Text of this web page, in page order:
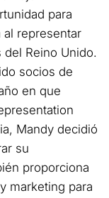
para
al representar
Reino Unido.
socios de
en que
Mandy decidió
su
proporciona
marketing para